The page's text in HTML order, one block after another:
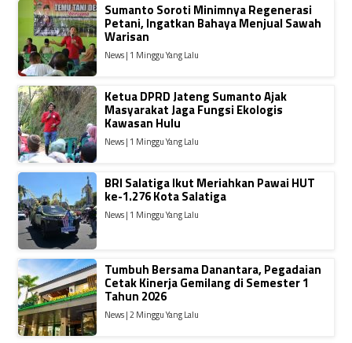
Sumanto Soroti Minimnya Regenerasi
Petani, Ingatkan Bahaya Menjual Sawah
Warisan
News | 1 Minggu Yang Lalu
Ketua DPRD Jateng Sumanto Ajak
Masyarakat Jaga Fungsi Ekologis
Kawasan Hulu
News | 1 Minggu Yang Lalu
BRI Salatiga Ikut Meriahkan Pawai HUT
ke-1.276 Kota Salatiga
News | 1 Minggu Yang Lalu
Tumbuh Bersama Danantara, Pegadaian
Cetak Kinerja Gemilang di Semester 1
Tahun 2026
News | 2 Minggu Yang Lalu